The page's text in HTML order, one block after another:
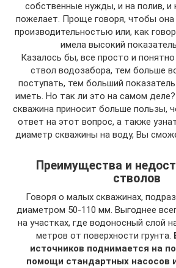
собственные нужды, и на полив, и
пожелает. Проще говоря, чтобы
производительностью или, как
имела высокий
Казалось бы, все просто и
ствол водозабора, тем больше
поступать, тем больший
иметь. Но так ли это на самом
скважина приносит больше пользы,
ответ на этот вопрос, а также
диаметр скважины на воду, Вы
Преимущества и
стволов
Говоря о малых скважинах,
диаметром 50-110 мм. Выгоднее
на участках, где водоносный слой
метров от поверхности грунта.
источников поднимается на
помощи стандартных насосов